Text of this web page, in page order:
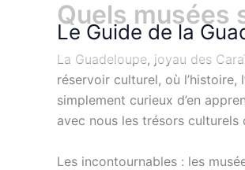
Le Guide de la
Quels musées
La Guadeloupe, joyau des
réservoir culturel, où l’histoire,
simplement curieux d’en
avec nous les trésors culturels
Les incontournables : les